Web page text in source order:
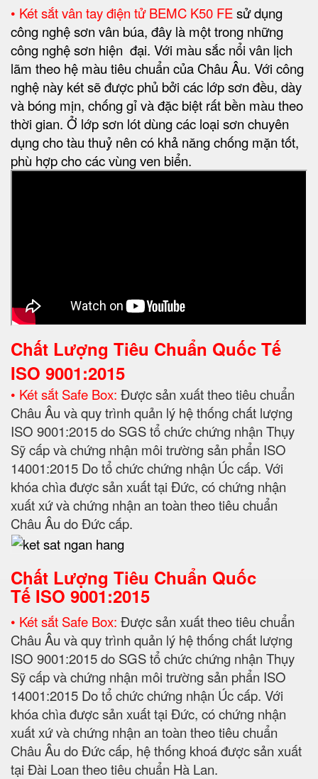
• Két sắt vân tay điện tử BEMC K50 FEsử dụng
công nghệ sơn vân búa, đây là một trong những
công nghệ sơn hiện đại. Với màu sắc nổi vân lịch
lãm theo hệ màu tiêu chuẩn của Châu Âu. Với công
nghệ này két sẽ được phủ bởi các lớp sơn đều, dày
và bóng mịn, chống gỉ và đặc biệt rất bền màu theo
thời gian. Ở lớp sơn lót dùng các loại sơn chuyên
dụng cho tàu thuỷ nên có khả năng chống mặn tốt,
phù hợp cho các vùng ven biển.
Chất Lượng Tiêu Chuẩn Quốc Tế
ISO 9001:2015
• Két sắt Safe Box: Được sản xuất theo tiêu chuẩn
Châu Âu và quy trình quản lý hệ thống chất lượng
ISO 9001:2015 do SGS tổ chức chứng nhận Thụy
Sỹ cấp và chứng nhận môi trường sản phẩn ISO
14001:2015 Do tổ chức chứng nhận Úc cấp. Với
khóa chìa được sản xuất tại Đức, có chứng nhận
xuất xứ và chứng nhận an toàn theo tiêu chuẩn
Châu Âu do Đức cấp.
Chất Lượng Tiêu Chuẩn Quốc
Tế ISO 9001:2015
• Két sắt Safe Box: Được sản xuất theo tiêu chuẩn
Châu Âu và quy trình quản lý hệ thống chất lượng
ISO 9001:2015 do SGS tổ chức chứng nhận Thụy
Sỹ cấp và chứng nhận môi trường sản phẩn ISO
14001:2015 Do tổ chức chứng nhận Úc cấp. Với
khóa chìa được sản xuất tại Đức, có chứng nhận
xuất xứ và chứng nhận an toàn theo tiêu chuẩn
Châu Âu do Đức cấp, hệ thống khoá được sản xuất
tại Đài Loan theo tiêu chuẩn Hà Lan.